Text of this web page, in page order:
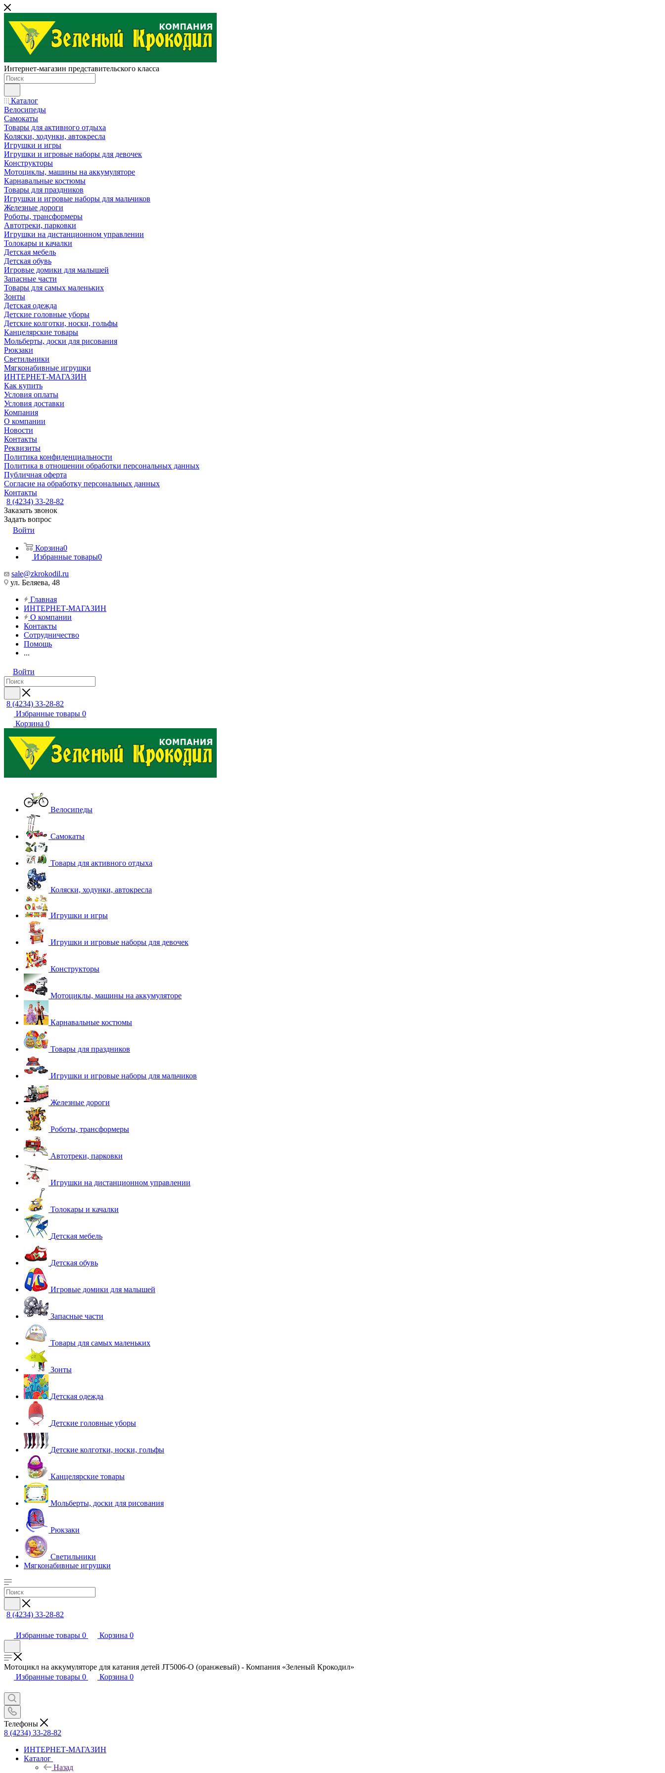
Интернет-магазин представительского класса
Каталог
Велосипеды
Самокаты
Товары для активного отдыха
Коляски, ходунки, автокресла
Игрушки и игры
Игрушки и игровые наборы для девочек
Конструкторы
Мотоциклы, машины на аккумуляторе
Карнавальные костюмы
Товары для праздников
Игрушки и игровые наборы для мальчиков
Железные дороги
Роботы, трансформеры
Автотреки, парковки
Игрушки на дистанционном управлении
Толокары и качалки
Детская мебель
Детская обувь
Игровые домики для малышей
Запасные части
Товары для самых маленьких
Зонты
Детская одежда
Детские головные уборы
Детские колготки, носки, гольфы
Канцелярские товары
Мольберты, доски для рисования
Рюкзаки
Светильники
Мягконабивные игрушки
ИНТЕРНЕТ-МАГАЗИН
Как купить
Условия оплаты
Условия доставки
Компания
О компании
Новости
Контакты
Реквизиты
Политика конфиденциальности
Политика в отношении обработки персональных данных
Публичная оферта
Согласие на обработку персональных данных
Контакты
8 (4234) 33-28-82
Заказать звонок
Задать вопрос
Войти
Корзина0
Избранные товары0
sale@zkrokodil.ru
ул. Беляева, 48
Главная
ИНТЕРНЕТ-МАГАЗИН
О компании
Контакты
Сотрудничество
Помощь
...
Войти
8 (4234) 33-28-82
Избранные товары 0
Корзина 0
Велосипеды
Самокаты
Товары для активного отдыха
Коляски, ходунки, автокресла
Игрушки и игры
Игрушки и игровые наборы для девочек
Конструкторы
Мотоциклы, машины на аккумуляторе
Карнавальные костюмы
Товары для праздников
Игрушки и игровые наборы для мальчиков
Железные дороги
Роботы, трансформеры
Автотреки, парковки
Игрушки на дистанционном управлении
Толокары и качалки
Детская мебель
Детская обувь
Игровые домики для малышей
Запасные части
Товары для самых маленьких
Зонты
Детская одежда
Детские головные уборы
Детские колготки, носки, гольфы
Канцелярские товары
Мольберты, доски для рисования
Рюкзаки
Светильники
Мягконабивные игрушки
8 (4234) 33-28-82
Избранные товары 0 Корзина 0
Мотоцикл на аккумуляторе для катания детей JT5006-O (оранжевый) - Компания «Зеленый Крокодил»
Избранные товары 0 Корзина 0
Телефоны
8 (4234) 33-28-82
ИНТЕРНЕТ-МАГАЗИН
Каталог
Назад